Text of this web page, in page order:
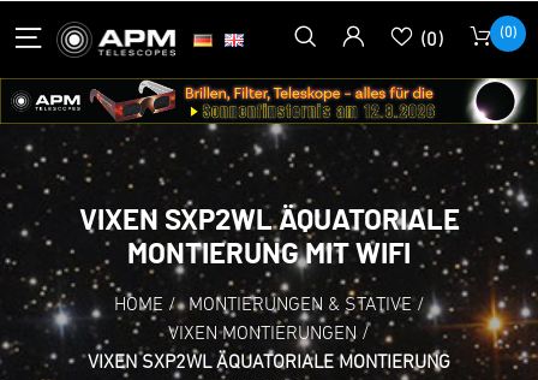
(0) (0)
VIXEN SXP2WL ÄQUATORIALE
MONTIERUNG MIT WIFI
HOME / MONTIERUNGEN & STATIVE /
VIXEN MONTIERUNGEN /
VIXEN SXP2WL ÄQUATORIALE MONTIERUNG